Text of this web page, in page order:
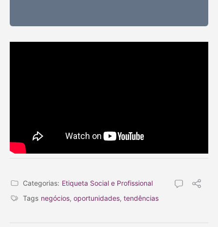
Categorias: Etiqueta Social e Profissional
Tags negócios, oportunidades, tendências